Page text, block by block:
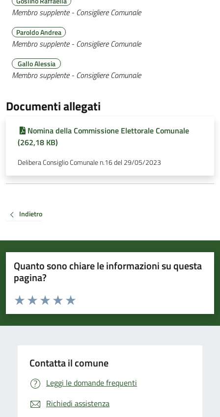
Membro supplente - Consigliere Comunale
Paroldo Andrea
Membro supplente - Consigliere Comunale
Gallo Alessia
Membro supplente - Consigliere Comunale
Documenti allegati
Nomina della Commissione Elettorale Comunale
(262,18 KB)
Delibera Consiglio Comunale n.16 del 29/05/2023
Indietro
Quanto sono chiare le informazioni su questa
pagina?
Valuta da 1 a 5 stelle la pagina
Valuta 5 stelle su 5
Valuta 4 stelle su 5
Valuta 3 stelle su 5
Valuta 2 stelle su 5
Valuta 1 stelle su 5
Contatta il comune
Leggi le domande frequenti
Richiedi assistenza